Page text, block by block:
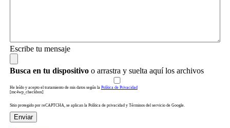
Escribe tu mensaje
Busca en tu dispositivoo arrastra y suelta aquí los archivos
He leído y acepto el tratamiento de mis datos según la Política de Privacidad
[mc4wp_checkbox]
Sitio protegido por reCAPTCHA, se aplican la Política de privacidad y Términos del servicio de Google.
Enviar